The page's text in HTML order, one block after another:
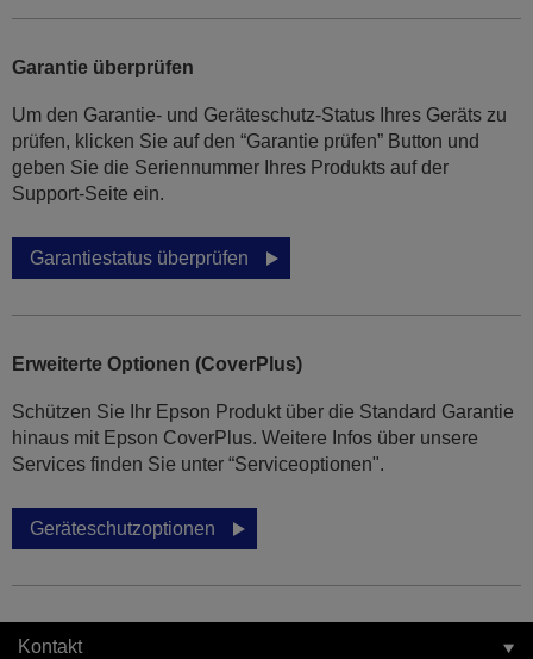
Garantie überprüfen
Um den Garantie- und Geräteschutz-Status Ihres Geräts zu
prüfen, klicken Sie auf den “Garantie prüfen” Button und
geben Sie die Seriennummer Ihres Produkts auf der
Support-Seite ein.
Garantiestatus überprüfen
Erweiterte Optionen (CoverPlus)
Schützen Sie Ihr Epson Produkt über die Standard Garantie
hinaus mit Epson CoverPlus. Weitere Infos über unsere
Services finden Sie unter “Serviceoptionen".
Geräteschutzoptionen
Kontakt